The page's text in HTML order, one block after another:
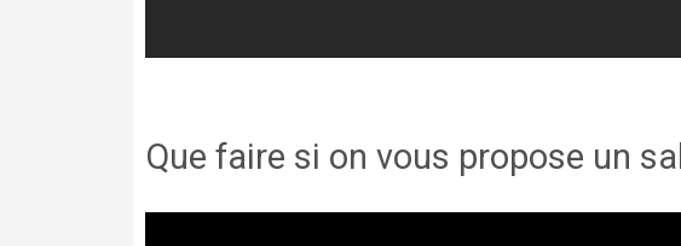
Que faire si on vous propose un